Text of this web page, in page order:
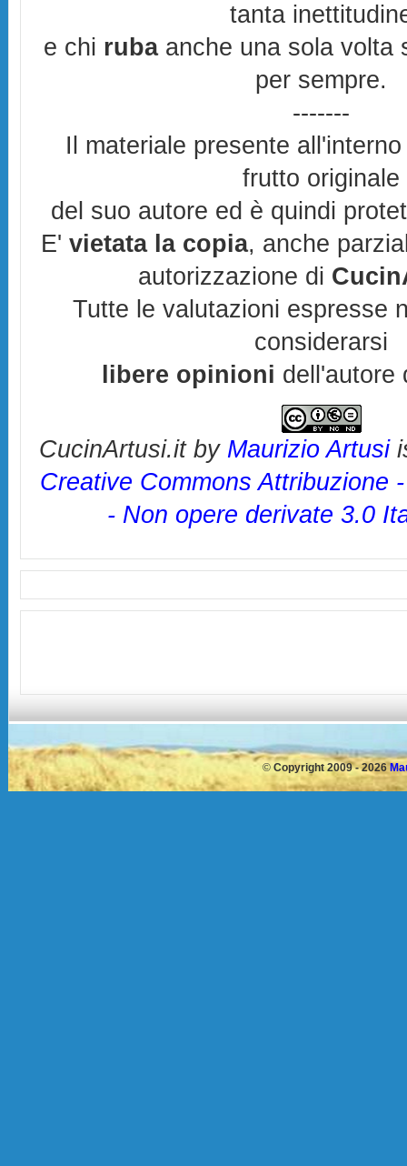
tanta
e chi rubaanche una sola volta
per sempre.
-------
Il materiale presente
frutto originale
del suo autore ed è quindi
E'vietata la copia, anche
autorizzazione di
Tutte le valutazioni espresse
considerarsi
libere opinioni dell'autore
CucinArtusi.itby Maurizio Artusi
Creative Commons Attribuzione
- Non opere derivate 3.0
© Copyright 2009 - 2026